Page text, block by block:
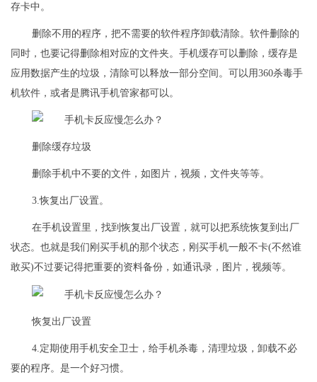
存卡中。
删除不用的程序，把不需要的软件程序卸载清除。软件删除的
同时，也要记得删除相对应的文件夹。手机缓存可以删除，缓存是
应用数据产生的垃圾，清除可以释放一部分空间。可以用360杀毒手
机软件，或者是腾讯手机管家都可以。
删除缓存垃圾
删除手机中不要的文件，如图片，视频，文件夹等等。
3.恢复出厂设置。
在手机设置里，找到恢复出厂设置，就可以把系统恢复到出厂
状态。也就是我们刚买手机的那个状态，刚买手机一般不卡(不然谁
敢买)不过要记得把重要的资料备份，如通讯录，图片，视频等。
恢复出厂设置
4.定期使用手机安全卫士，给手机杀毒，清理垃圾，卸载不必
要的程序。是一个好习惯。